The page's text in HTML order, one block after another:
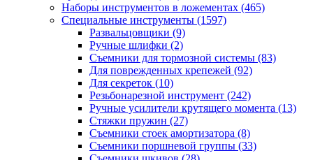
Наборы инструментов в ложементах (465)
Специальные инструменты (1597)
Развальцовщики (9)
Ручные шлифки (2)
Съемники для тормозной системы (83)
Для поврежденных крепежей (92)
Для секреток (10)
Резьбонарезной инструмент (242)
Ручные усилители крутящего момента (13)
Стяжки пружин (27)
Съемники стоек амортизатора (8)
Съемники поршневой группы (33)